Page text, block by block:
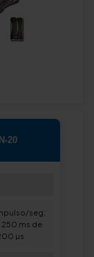
20
seg;
ms de
µs